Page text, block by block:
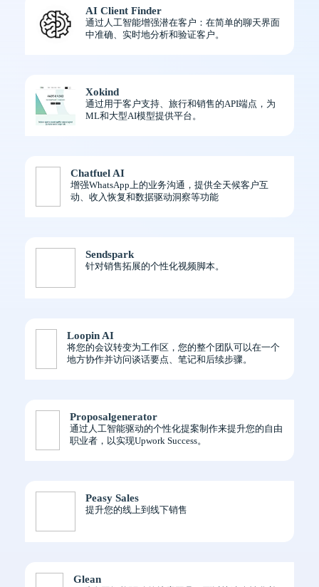
AI Client Finder
通过人工智能增强潜在客户：在简单的聊天界面
中准确、实时地分析和验证客户。
Xokind
通过用于客户支持、旅行和销售的API端点，为
ML和大型AI模型提供平台。
Chatfuel AI
增强WhatsApp上的业务沟通，提供全天候客户互
动、收入恢复和数据驱动洞察等功能
Sendspark
针对销售拓展的个性化视频脚本。
Loopin AI
将您的会议转变为工作区，您的整个团队可以在一个
地方协作并访问谈话要点、笔记和后续步骤。
Proposalgenerator
通过人工智能驱动的个性化提案制作来提升您的自由
职业者，以实现Upwork Success。
Peasy Sales
提升您的线上到线下销售
Glean